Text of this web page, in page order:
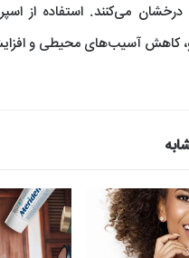
می‌کنند. استفاده از
کاهش آسیب‌های محیطی و